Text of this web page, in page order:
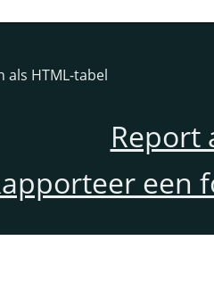
als HTML-tabel
Report
een